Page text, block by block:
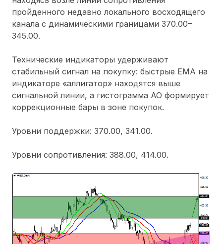
пройденного недавно локального восходящего
канала с динамическими границами 370.00–
345.00.
Технические индикаторы удерживают
стабильный сигнал на покупку: быстрые EMA на
индикаторе «аллигатор» находятся выше
сигнальной линии, а гистограмма AO формирует
коррекционные бары в зоне покупок.
Уровни поддержки: 370.00, 341.00.
Уровни сопротивления: 388.00, 414.00.